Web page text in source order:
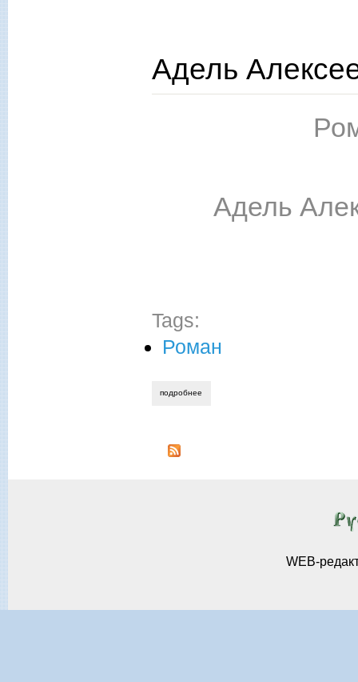
Адель
Адель
Tags:
Роман
подробнее
WEB-